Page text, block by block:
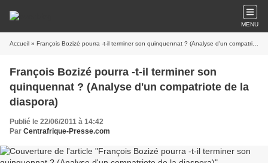
MENU
Accueil » François Bozizé pourra -t-il terminer son quinquennat ? (Analyse d'un compatriote de la diaspora)
François Bozizé pourra -t-il terminer son
quinquennat ? (Analyse d'un compatriote de la
diaspora)
Publié le 22/06/2011 à 14:42
Par Centrafrique-Presse.com